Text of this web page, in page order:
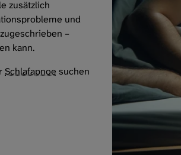
zusätzlich
und
–
kann.
Schlafapnoe suchen